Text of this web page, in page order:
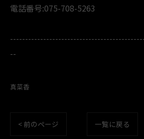
電話番号:075-708-5263
--
真菜香
< 前のページ 一覧に戻る